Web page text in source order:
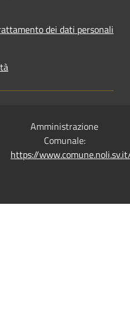
dei dati personali
Amministrazione
Comunale:
https://